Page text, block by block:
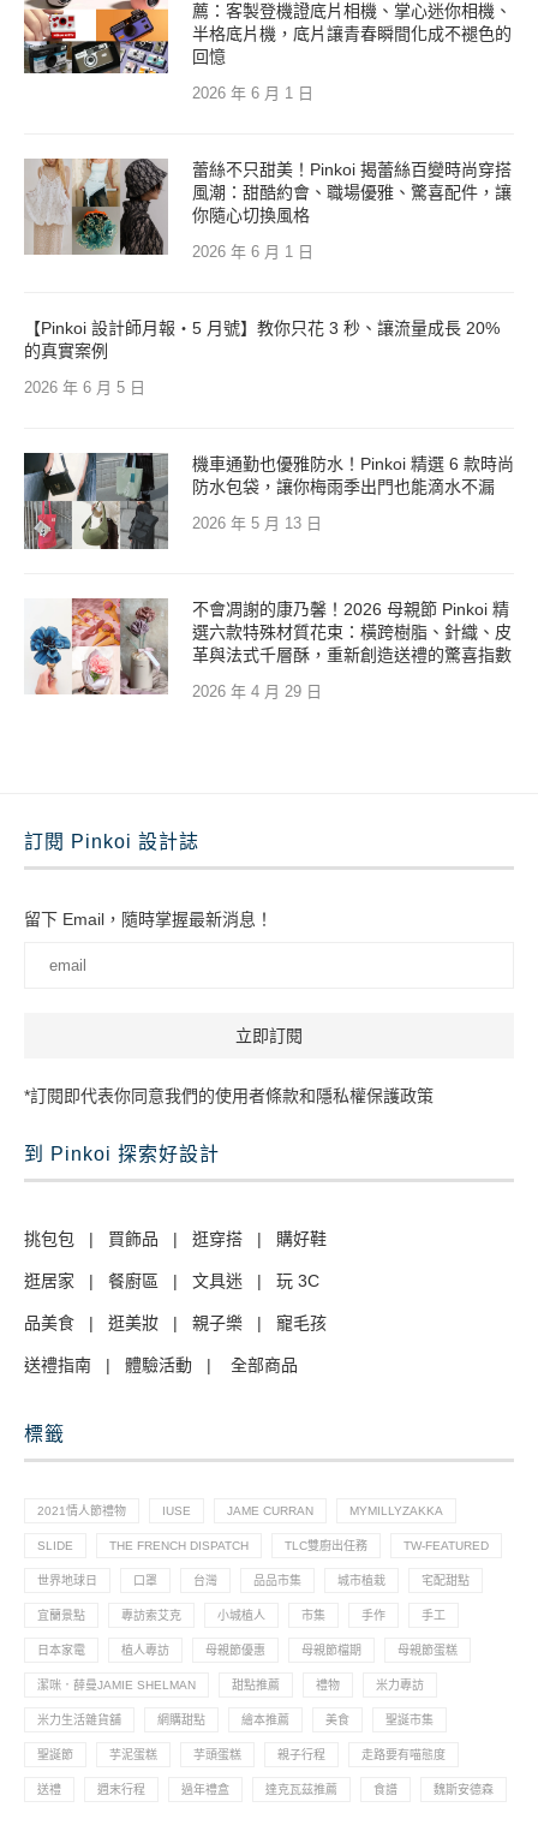
薦：客製登機證底片相機、掌心迷你相機、
半格底片機，底片讓青春瞬間化成不褪色的
回憶
2026 年 6 月 1 日
蕾絲不只甜美！Pinkoi 揭蕾絲百變時尚穿搭
風潮：甜酷約會、職場優雅、驚喜配件，讓
你隨心切換風格
2026 年 6 月 1 日
【Pinkoi 設計師月報・5 月號】教你只花 3 秒、讓流量成長 20%
的真實案例
2026 年 6 月 5 日
機車通勤也優雅防水！Pinkoi 精選 6 款時尚
防水包袋，讓你梅雨季出門也能滴水不漏
2026 年 5 月 13 日
不會凋謝的康乃馨！2026 母親節 Pinkoi 精
選六款特殊材質花束：橫跨樹脂、針織、皮
革與法式千層酥，重新創造送禮的驚喜指數
2026 年 4 月 29 日
訂閱 Pinkoi 設計誌
留下 Email，隨時掌握最新消息！
*訂閱即代表你同意我們的使用者條款和隱私權保護政策
到 Pinkoi 探索好設計
挑包包 | 買飾品 | 逛穿搭 | 購好鞋
逛居家 | 餐廚區 | 文具迷 | 玩 3C
品美食 | 逛美妝 | 親子樂 | 寵毛孩
送禮指南 | 體驗活動 | 全部商品
標籤
2021情人節禮物 IUSE JAME CURRAN MYMILLYZAKKA
SLIDE THE FRENCH DISPATCH TLC雙廚出任務 TW-FEATURED
世界地球日 口罩 台灣 品品市集 城市植栽 宅配甜點
宜蘭景點 專訪索艾克 小城植人 市集 手作 手工
日本家電 植人專訪 母親節優惠 母親節檔期 母親節蛋糕
潔咪．薛曼JAMIE SHELMAN 甜點推薦 禮物 米力專訪
米力生活雜貨舖 網購甜點 繪本推薦 美食 聖誕市集
聖誕節 芋泥蛋糕 芋頭蛋糕 親子行程 走路要有喵態度
送禮 週末行程 過年禮盒 達克瓦茲推薦 食譜 魏斯安德森